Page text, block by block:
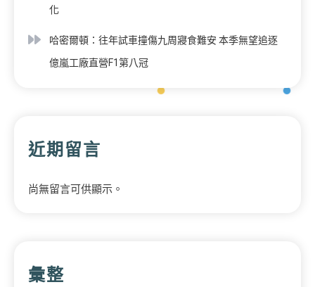
化
哈密爾頓：往年試車撞傷九周寢食難安 本季無望追逐
億嵐工廠直營F1第八冠
近期留言
尚無留言可供顯示。
彙整